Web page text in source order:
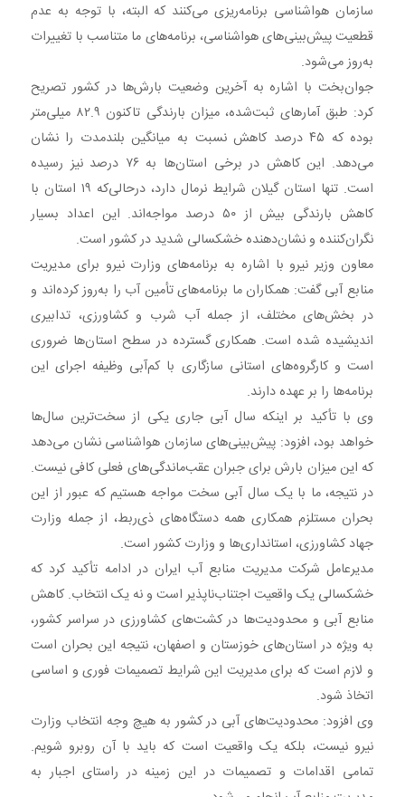
سازمان هواشناسی برنامه‌ریزی می‌کنند که البته، با توجه به عدم
قطعیت پیش‌بینی‌های هواشناسی، برنامه‌های ما متناسب با تغییرات
به‌روز می‌شود.
جوان‌بخت با اشاره به آخرین وضعیت بارش‌ها در کشور تصریح
کرد: طبق آمارهای ثبت‌شده، میزان بارندگی تاکنون ۸۲.۹ میلی‌متر
بوده که ۴۵ درصد کاهش نسبت به میانگین بلندمدت را نشان
می‌دهد. این کاهش در برخی استان‌ها به ۷۶ درصد نیز رسیده
است. تنها استان گیلان شرایط نرمال دارد، درحالی‌که ۱۹ استان با
کاهش بارندگی بیش از ۵۰ درصد مواجه‌اند. این اعداد بسیار
نگران‌کننده و نشان‌دهنده خشکسالی شدید در کشور است.
معاون وزیر نیرو با اشاره به برنامه‌های وزارت نیرو برای مدیریت
منابع آبی گفت: همکاران ما برنامه‌های تأمین آب را به‌روز کرده‌اند و
در بخش‌های مختلف، از جمله آب شرب و کشاورزی، تدابیری
اندیشیده شده است. همکاری گسترده در سطح استان‌ها ضروری
است و کارگروه‌های استانی سازگاری با کم‌آبی وظیفه اجرای این
برنامه‌ها را بر عهده دارند.
وی با تأکید بر اینکه سال آبی جاری یکی از سخت‌ترین سال‌ها
خواهد بود، افزود: پیش‌بینی‌های سازمان هواشناسی نشان می‌دهد
که این میزان بارش برای جبران عقب‌ماندگی‌های فعلی کافی نیست.
در نتیجه، ما با یک سال آبی سخت مواجه هستیم که عبور از این
بحران مستلزم همکاری همه دستگاه‌های ذی‌ربط، از جمله وزارت
جهاد کشاورزی، استانداری‌ها و وزارت کشور است.
مدیرعامل شرکت مدیریت منابع آب ایران در ادامه تأکید کرد که
خشکسالی یک واقعیت اجتناب‌ناپذیر است و نه یک انتخاب. کاهش
منابع آبی و محدودیت‌ها در کشت‌های کشاورزی در سراسر کشور،
به ویژه در استان‌های خوزستان و اصفهان، نتیجه این بحران است
و لازم است که برای مدیریت این شرایط تصمیمات فوری و اساسی
اتخاذ شود.
وی افزود: محدودیت‌های آبی در کشور به هیچ وجه انتخاب وزارت
نیرو نیست، بلکه یک واقعیت است که باید با آن روبرو شویم.
تمامی اقدامات و تصمیمات در این زمینه در راستای اجبار به